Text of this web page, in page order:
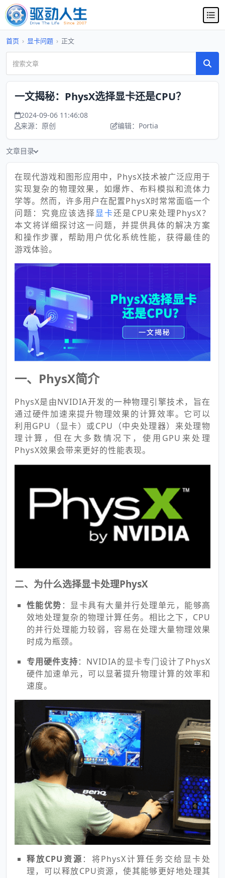
首页 › 显卡问题 › 正文
一文揭秘：PhysX选择显卡还是CPU？
2024-09-06 11:46:08
来源：原创
编辑：Portia
文章目录
在现代游戏和图形应用中，PhysX技术被广泛应用于
实现复杂的物理效果，如爆炸、布料模拟和流体力
学等。然而，许多用户在配置PhysX时常常面临一个
问题：究竟应该选择显卡还是CPU来处理PhysX？
本文将详细探讨这一问题，并提供具体的解决方案
和操作步骤，帮助用户优化系统性能，获得最佳的
游戏体验。
一、PhysX简介
PhysX是由NVIDIA开发的一种物理引擎技术，旨在
通过硬件加速来提升物理效果的计算效率。它可以
利用GPU（显卡）或CPU（中央处理器）来处理物
理计算，但在大多数情况下，使用GPU来处理
PhysX效果会带来更好的性能表现。
二、为什么选择显卡处理PhysX
性能优势 ：显卡具有大量并行处理单元，能够高
效地处理复杂的物理计算任务。相比之下，CPU
的并行处理能力较弱，容易在处理大量物理效果
时成为瓶颈。
专用硬件支持：NVIDIA的显卡专门设计了PhysX
硬件加速单元，可以显著提升物理计算的效率和
速度。
释放CPU资源 ：将PhysX计算任务交给显卡处
理，可以释放CPU资源，使其能够更好地处理其